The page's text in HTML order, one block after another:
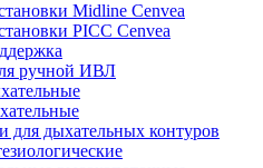
Midline Cenvea
PICC Cenvea
ручной ИВЛ
для дыхательных контуров